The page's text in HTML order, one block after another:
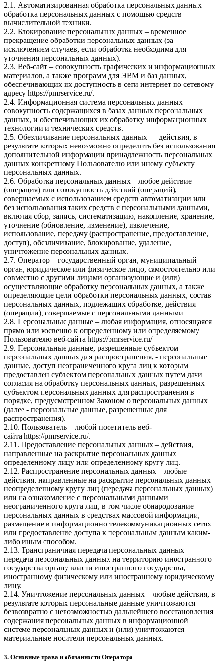
2.1. Автоматизированная обработка персональных данных –
обработка персональных данных с помощью средств
вычислительной техники.
2.2. Блокирование персональных данных – временное
прекращение обработки персональных данных (за
исключением случаев, если обработка необходима для
уточнения персональных данных).
2.3. Веб-сайт – совокупность графических и информационных
материалов, а также программ для ЭВМ и баз данных,
обеспечивающих их доступность в сети интернет по сетевому
адресу https://pmrservice.ru/.
2.4. Информационная система персональных данных —
совокупность содержащихся в базах данных персональных
данных, и обеспечивающих их обработку информационных
технологий и технических средств.
2.5. Обезличивание персональных данных — действия, в
результате которых невозможно определить без использования
дополнительной информации принадлежность персональных
данных конкретному Пользователю или иному субъекту
персональных данных.
2.6. Обработка персональных данных – любое действие
(операция) или совокупность действий (операций),
совершаемых с использованием средств автоматизации или
без использования таких средств с персональными данными,
включая сбор, запись, систематизацию, накопление, хранение,
уточнение (обновление, изменение), извлечение,
использование, передачу (распространение, предоставление,
доступ), обезличивание, блокирование, удаление,
уничтожение персональных данных.
2.7. Оператор – государственный орган, муниципальный
орган, юридическое или физическое лицо, самостоятельно или
совместно с другими лицами организующие и (или)
осуществляющие обработку персональных данных, а также
определяющие цели обработки персональных данных, состав
персональных данных, подлежащих обработке, действия
(операции), совершаемые с персональными данными.
2.8. Персональные данные – любая информация, относящаяся
прямо или косвенно к определенному или определяемому
Пользователю веб-сайта https://pmrservice.ru/.
2.9. Персональные данные, разрешенные субъектом
персональных данных для распространения, - персональные
данные, доступ неограниченного круга лиц к которым
предоставлен субъектом персональных данных путем дачи
согласия на обработку персональных данных, разрешенных
субъектом персональных данных для распространения в
порядке, предусмотренном Законом о персональных данных
(далее - персональные данные, разрешенные для
распространения).
2.10. Пользователь – любой посетитель веб-
сайта https://pmrservice.ru/.
2.11. Предоставление персональных данных – действия,
направленные на раскрытие персональных данных
определенному лицу или определенному кругу лиц.
2.12. Распространение персональных данных – любые
действия, направленные на раскрытие персональных данных
неопределенному кругу лиц (передача персональных данных)
или на ознакомление с персональными данными
неограниченного круга лиц, в том числе обнародование
персональных данных в средствах массовой информации,
размещение в информационно-телекоммуникационных сетях
или предоставление доступа к персональным данным каким-
либо иным способом.
2.13. Трансграничная передача персональных данных –
передача персональных данных на территорию иностранного
государства органу власти иностранного государства,
иностранному физическому или иностранному юридическому
лицу.
2.14. Уничтожение персональных данных – любые действия, в
результате которых персональные данные уничтожаются
безвозвратно с невозможностью дальнейшего восстановления
содержания персональных данных в информационной
системе персональных данных и (или) уничтожаются
материальные носители персональных данных.
3. Основные права и обязанности Оператора